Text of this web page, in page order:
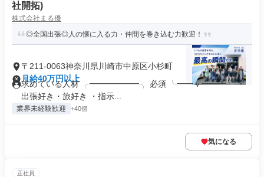
社開拓)
株式会社まる優
◎全国出張◎人の懐に入る力・仲間を巻き込む力歓迎！
〒211-0063神奈川県川崎市中原区小杉町
月給40万円以上
求めている人材 ╭━━━━━━╮ 必須 ╰━━ｖ━━━╯ ・
出張好き・旅好き ・指示...
業界未経験歓迎 +40個
気になる
正社員